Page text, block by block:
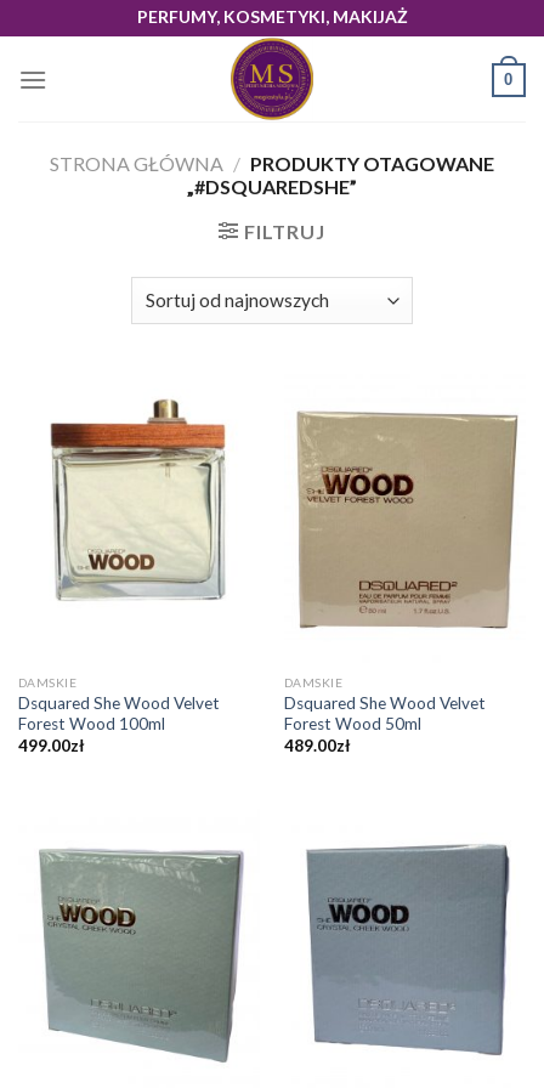
to
content
PERFUMY, KOSMETYKI, MAKIJAŻ
0
STRONA GŁÓWNA / PRODUKTY OTAGOWANE
„#DSQUAREDSHE”
FILTRUJ
DAMSKIE
Dsquared She Wood Velvet
Forest Wood 100ml
499.00zł
DAMSKIE
Dsquared She Wood Velvet
Forest Wood 50ml
489.00zł